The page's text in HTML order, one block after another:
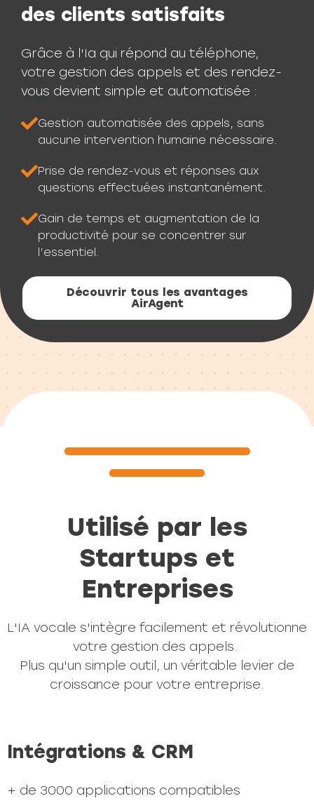
des clients satisfaits
Grâce à l'Ia qui répond au téléphone,
votre gestion des appels et des rendez-
vous devient simple et automatisée :
Gestion automatisée des appels, sans
aucune intervention humaine nécessaire.
Prise de rendez-vous et réponses aux
questions effectuées instantanément.
Gain de temps et augmentation de la
productivité pour se concentrer sur
l’essentiel.
Découvrir tous les avantages
AirAgent
Utilisé par les
Startups et
Entreprises
L'IA vocale s'intègre facilement et révolutionne
votre gestion des appels.
Plus qu'un simple outil, un véritable levier de
croissance pour votre entreprise.
Intégrations & CRM
+ de 3000 applications compatibles